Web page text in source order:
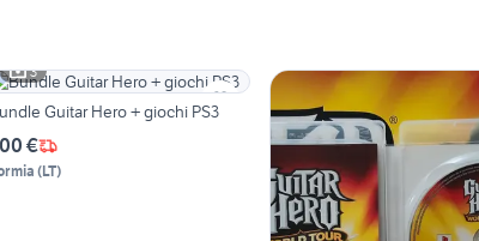
3
Guitar Hero + giochi PS3
€
(LT)